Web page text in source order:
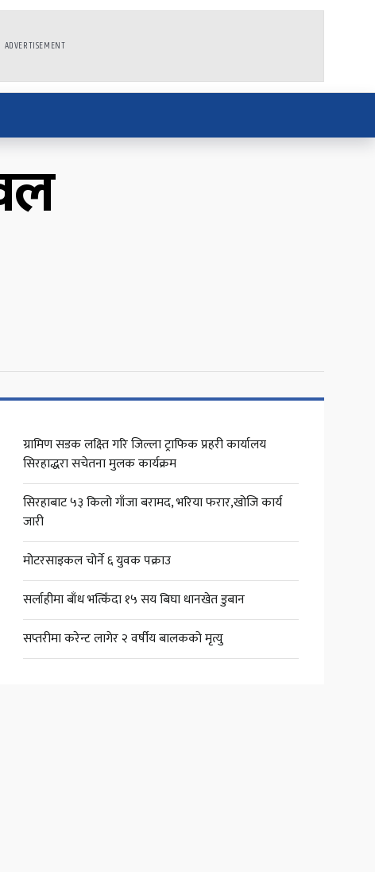
ADVERTISEMENT
ग्रामिण सडक लक्ष्ति गरि जिल्ला ट्राफिक प्रहरी कार्यालय
सिरहाद्धरा सचेतना मुलक कार्यक्रम
सिरहाबाट ५३ किलो गाँजा बरामद, भरिया फरार,खोजि कार्य
जारी
मोटरसाइकल चोर्ने ६ युवक पक्राउ
सर्लाहीमा बाँध भत्किँदा १५ सय बिघा धानखेत डुबान
सप्तरीमा करेन्ट लागेर २ वर्षीय बालकको मृत्यु